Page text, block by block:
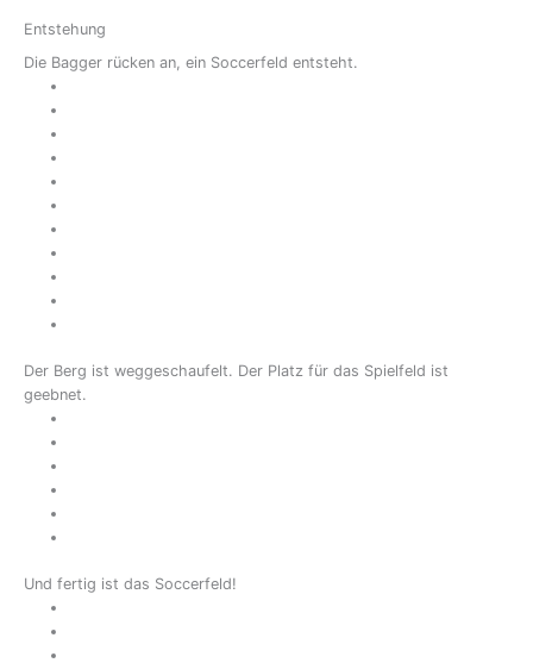
Entstehung
Die Bagger rücken an, ein Soccerfeld entsteht.
Der Berg ist weggeschaufelt. Der Platz für das Spielfeld ist
geebnet.
Und fertig ist das Soccerfeld!